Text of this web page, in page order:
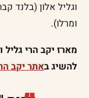
וגליל אלון (בלנד
ומרלו).
להשיג באתר יקב